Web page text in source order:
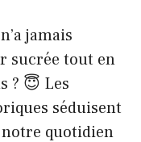
jamais
sucrée tout en
? 😇 Les
séduisent
notre quotidien